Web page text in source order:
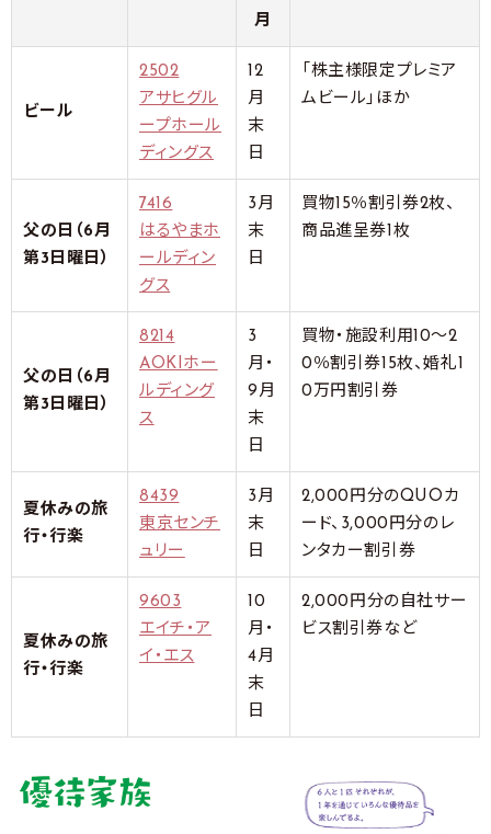
月
ビール
2502
アサヒグル
ープホール
ディングス
12
月
末
日
「株主様限定プレミア
ムビール」ほか
父の日（6月
第3日曜日）
7416
はるやまホ
ールディン
グス
3月
末
日
買物15％割引券2枚、
商品進呈券1枚
父の日（6月
第3日曜日）
8214
AOKIホー
ルディング
ス
3
月・
9月
末
日
買物・施設利用10～2
0％割引券15枚、婚礼1
0万円割引券
夏休みの旅
行・行楽
8439
東京センチ
ュリー
3月
末
日
2,000円分のQUOカ
ード、3,000円分のレ
ンタカー割引券
夏休みの旅
行・行楽
9603
エイチ・ア
イ・エス
10
月・
4月
末
日
2,000円分の自社サー
ビス割引券など